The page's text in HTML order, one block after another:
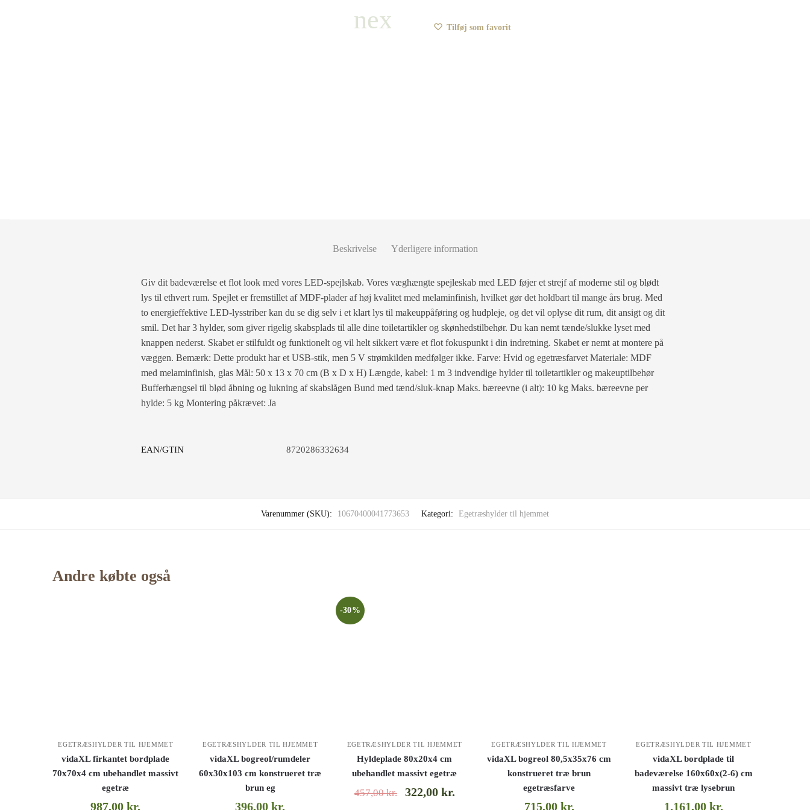
Tilføj som favorit
Beskrivelse Yderligere information
Giv dit badeværelse et flot look med vores LED-spejlskab. Vores væghængte spejleskab med LED føjer et strejf af moderne stil og blødt
lys til ethvert rum. Spejlet er fremstillet af MDF-plader af høj kvalitet med melaminfinish, hvilket gør det holdbart til mange års brug. Med
to energieffektive LED-lysstriber kan du se dig selv i et klart lys til makeuppåføring og hudpleje, og det vil oplyse dit rum, dit ansigt og dit
smil. Det har 3 hylder, som giver rigelig skabsplads til alle dine toiletartikler og skønhedstilbehør. Du kan nemt tænde/slukke lyset med
knappen nederst. Skabet er stilfuldt og funktionelt og vil helt sikkert være et flot fokuspunkt i din indretning. Skabet er nemt at montere på
væggen. Bemærk: Dette produkt har et USB-stik, men 5 V strømkilden medfølger ikke. Farve: Hvid og egetræsfarvet Materiale: MDF
med melaminfinish, glas Mål: 50 x 13 x 70 cm (B x D x H) Længde, kabel: 1 m 3 indvendige hylder til toiletartikler og makeuptilbehør
Bufferhængsel til blød åbning og lukning af skabslågen Bund med tænd/sluk-knap Maks. bæreevne (i alt): 10 kg Maks. bæreevne per
hylde: 5 kg Montering påkrævet: Ja
EAN/GTIN 8720286332634
Varenummer (SKU): 10670400041773653 Kategori: Egetræshylder til hjemmet
Andre købte også
EGETRÆSHYLDER TIL HJEMMET
vidaXL firkantet bordplade
70x70x4 cm ubehandlet massivt
egetræ
987,00kr.
EGETRÆSHYLDER TIL HJEMMET
vidaXL bogreol/rumdeler
60x30x103 cm konstrueret træ
brun eg
396,00kr.
-30%
EGETRÆSHYLDER TIL HJEMMET
Hyldeplade 80x20x4 cm
ubehandlet massivt egetræ
457,00kr. 322,00 kr.
EGETRÆSHYLDER TIL HJEMMET
vidaXL bogreol 80,5x35x76 cm
konstrueret træ brun
egetræsfarve
715,00 kr.
EGETRÆSHYLDER TIL HJEMMET
vidaXL bordplade til
badeværelse 160x60x(2-6) cm
massivt træ lysebrun
1.161,00 kr.